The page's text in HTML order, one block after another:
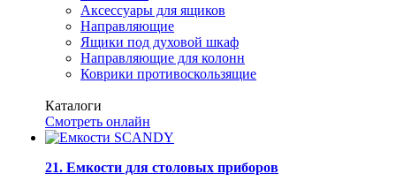
Аксессуары для ящиков
Направляющие
Ящики под духовой шкаф
Направляющие для колонн
Коврики противоскользящие
Каталоги
Смотреть онлайн
21. Емкости для столовых приборов